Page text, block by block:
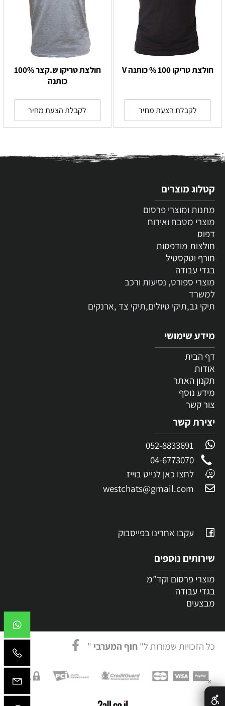
חולצת טריקו 100 % כותנה V
לקבלת הצעת מחיר
חולצת טריקו ש.קצר 100%
כותנה
לקבלת הצעת מחיר
קטלוג מוצרים
מתנות ומוצרי פרסום
מוצרי מטבח ואירוח
דפוס
חולצות מודפסות
חורף וטקסטיל
בגדי עבודה
מוצרי ספורט, נסיעות ורכב
למשרד
תיקי גב,תיקי טיולים,תיקי צד ,ארנקים
מידע שימושי
דף הבית
אודות
תקנון האתר
מידע נוסף
צור קשר
יצירת קשר
052-8833691
04-6773070
לחצו כאן לנייט בוייז
westchats@gmail.com
עקבו אחרינו בפייסבוק
שירותים נוספים
מוצרי פרסום וקד”מ
בגדי עבודה
מבצעים
כל הזכויות שמורות ל" חוף המערבי "
✕